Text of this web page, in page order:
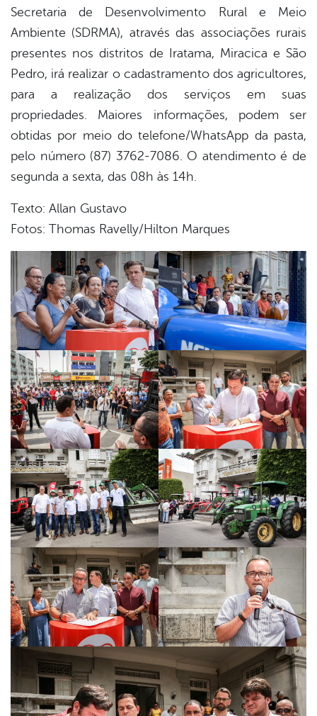
Secretaria de Desenvolvimento Rural e Meio
Ambiente (SDRMA), através das associações rurais
presentes nos distritos de Iratama, Miracica e São
Pedro, irá realizar o cadastramento dos agricultores,
para a realização dos serviços em suas
propriedades. Maiores informações, podem ser
obtidas por meio do telefone/WhatsApp da pasta,
pelo número (87) 3762-7086. O atendimento é de
segunda a sexta, das 08h às 14h.
Texto: Allan Gustavo
Fotos: Thomas Ravelly/Hilton Marques